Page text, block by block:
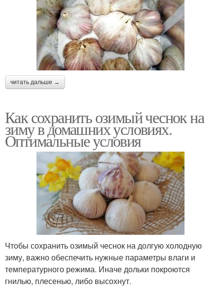
читать дальше →
Как сохранить озимый чеснок на
зиму в домашних условиях.
Оптимальные условия
Чтобы сохранить озимый чеснок на долгую холодную
зиму, важно обеспечить нужные параметры влаги и
температурного режима. Иначе дольки покроются
гнилью, плесенью, либо высохнут.